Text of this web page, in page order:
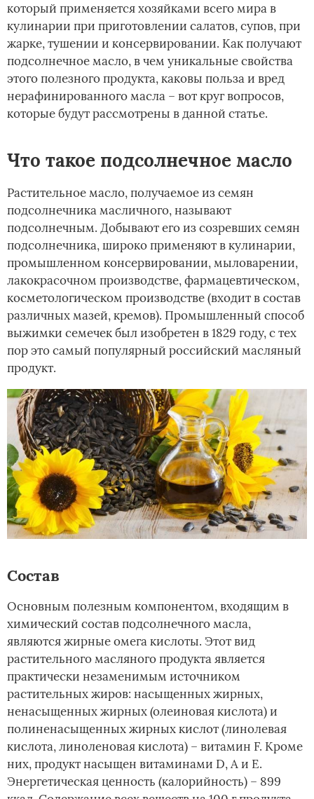
который применяется хозяйками всего мира в
кулинарии при приготовлении салатов, супов, при
жарке, тушении и консервировании. Как получают
подсолнечное масло, в чем уникальные свойства
этого полезного продукта, каковы польза и вред
нерафинированного масла – вот круг вопросов,
которые будут рассмотрены в данной статье.
Что такое подсолнечное масло
Растительное масло, получаемое из семян
подсолнечника масличного, называют
подсолнечным. Добывают его из созревших семян
подсолнечника, широко применяют в кулинарии,
промышленном консервировании, мыловарении,
лакокрасочном производстве, фармацевтическом,
косметологическом производстве (входит в состав
различных мазей, кремов). Промышленный способ
выжимки семечек был изобретен в 1829 году, с тех
пор это самый популярный российский масляный
продукт.
Состав
Основным полезным компонентом, входящим в
химический состав подсолнечного масла,
являются жирные омега кислоты. Этот вид
растительного масляного продукта является
практически незаменимым источником
растительных жиров: насыщенных жирных,
ненасыщенных жирных (олеиновая кислота) и
полиненасыщенных жирных кислот (линолевая
кислота, линоленовая кислота) – витамин F. Кроме
них, продукт насыщен витаминами D, A и E.
Энергетическая ценность (калорийность) – 899